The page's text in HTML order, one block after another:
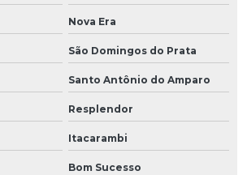
Nova Era
São Domingos do Prata
Santo Antônio do Amparo
Resplendor
Itacarambi
Bom Sucesso